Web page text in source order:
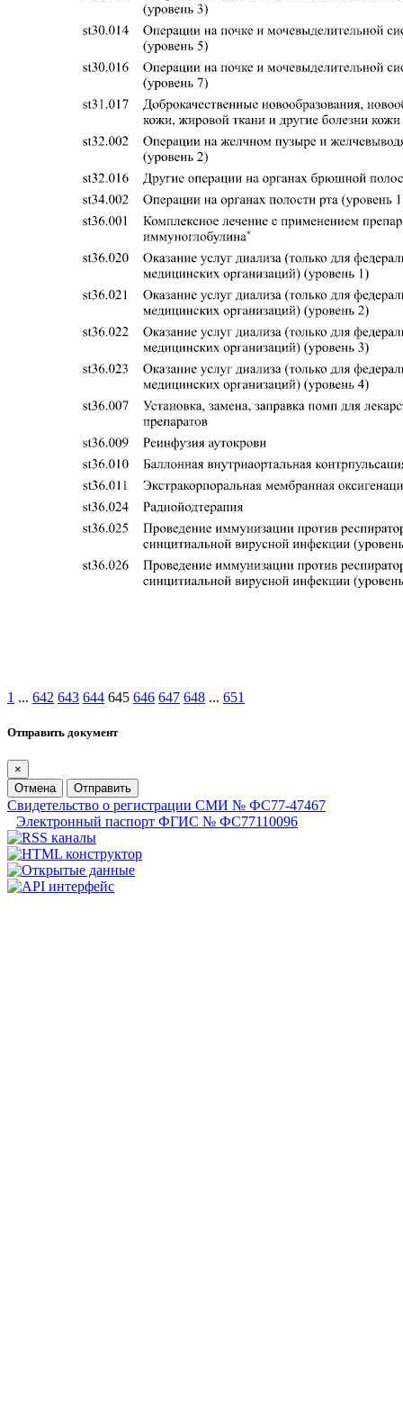
1 ... 642 643 644 645 646 647 648 ... 651
Отправить документ
×
Отмена
Отправить
Свидетельство о регистрации СМИ № ФС77-47467
Электронный паспорт ФГИС № ФС77110096